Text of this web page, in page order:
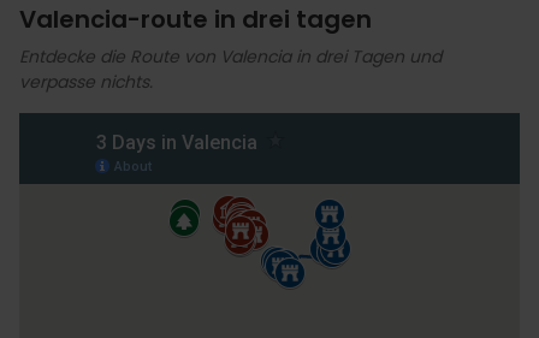
Valencia-route in drei tagen
Entdecke die Route von Valencia in drei Tagen und
verpasse nichts.